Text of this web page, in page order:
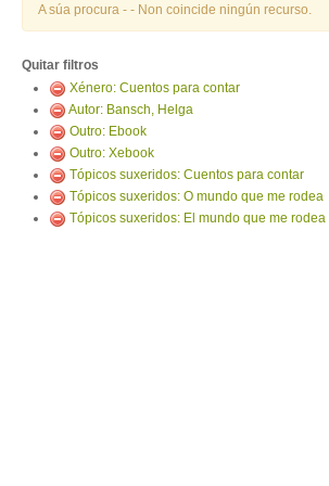
A súa procura - - Non coincide ningún recurso.
Quitar filtros
Xénero: Cuentos para contar
Autor: Bansch, Helga
Outro: Ebook
Outro: Xebook
Tópicos suxeridos: Cuentos para contar
Tópicos suxeridos: O mundo que me rodea
Tópicos suxeridos: El mundo que me rodea